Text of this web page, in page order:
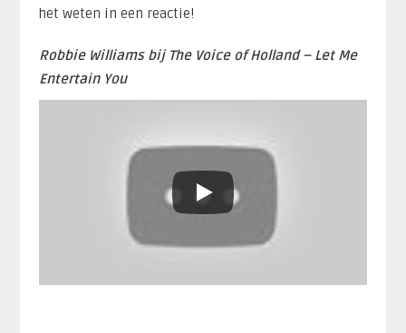
het weten in een reactie!
Robbie Williams bij The Voice of Holland – Let Me
Entertain You